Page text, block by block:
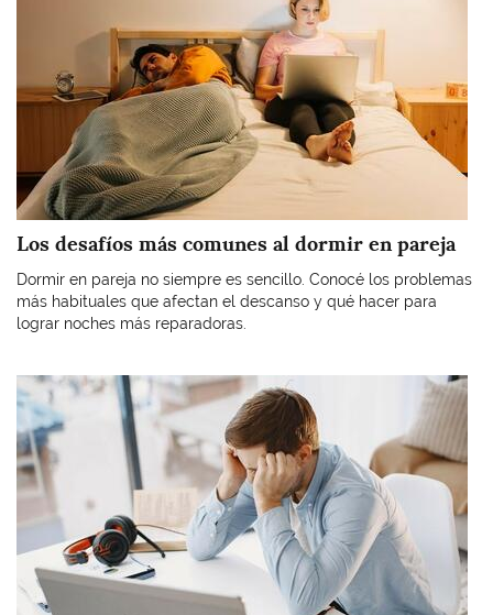
Los desafíos más comunes al dormir en pareja
Dormir en pareja no siempre es sencillo. Conocé los problemas
más habituales que afectan el descanso y qué hacer para
lograr noches más reparadoras.
Imagen